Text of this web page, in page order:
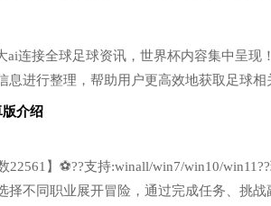
ai连接全球足球资讯，世界杯内容集中呈现
息进行整理，帮助用户更高效地获取足球相
介绍
22561】⚽??支持:winall/win7/win10/
择不同职业展开冒险，通过完成任务、挑